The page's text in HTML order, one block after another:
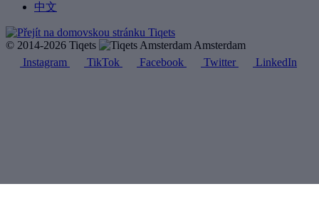
中文
© 2014-2026 Tiqets
Amsterdam
Instagram
TikTok Facebook Twitter LinkedIn